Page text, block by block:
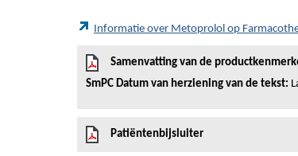
Informatie over Metoprolol op
Samenvatting van de
SmPC Datum van herziening van de tekst:
Patiëntenbijsluiter